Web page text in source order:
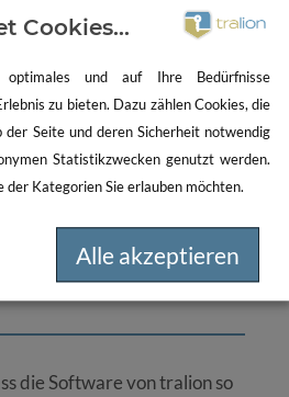
für den Verkauf dieser
für einen unkomplizierten
Sie schaffen sich damit
für Neues.
die Software von tralion so
Cookies...
und auf Ihre Bedürfnisse
zu bieten. Dazu zählen Cookies, die
Seite und deren Sicherheit notwendig
Statistikzwecken genutzt werden.
der Kategorien Sie erlauben möchten.
Alle akzeptieren